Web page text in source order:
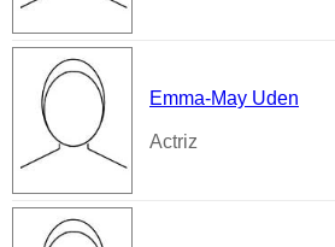
Emma-May Uden
Actriz